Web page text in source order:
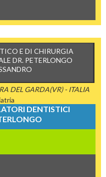
E DI CHIRURGIA
DR. PETERLONGO
DEL GARDA(VR) - ITALIA
DENTISTICI